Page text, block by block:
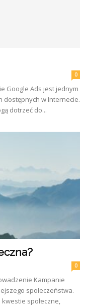
0
Google Ads jest jednym
w Internecie.
dotrzeć do...
0
Kampanie
społeczeństwa.
społeczne,